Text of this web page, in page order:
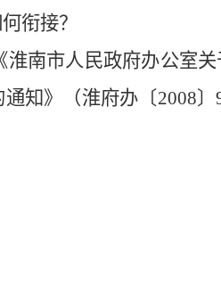
衔接？
淮南市人民政府办公室
知》（淮府办〔2008〕